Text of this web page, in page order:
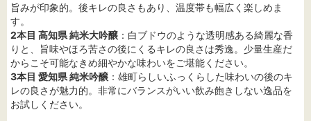
旨みが印象的。後キレの良さもあり、温度帯も幅広く楽しめま
す。
2本目 高知県 純米大吟醸 ：白ブドウのような透明感ある綺麗な香
りと、旨味やほろ苦さの後にくるキレの良さは秀逸。少量生産だ
からこそ可能なきめ細やかな味わいをご堪能ください。
3本目 愛知県 純米吟醸 ：雄町らしいふっくらした味わいの後のキ
レの良さが魅力的。非常にバランスがいい飲み飽きしない逸品を
お試しください。